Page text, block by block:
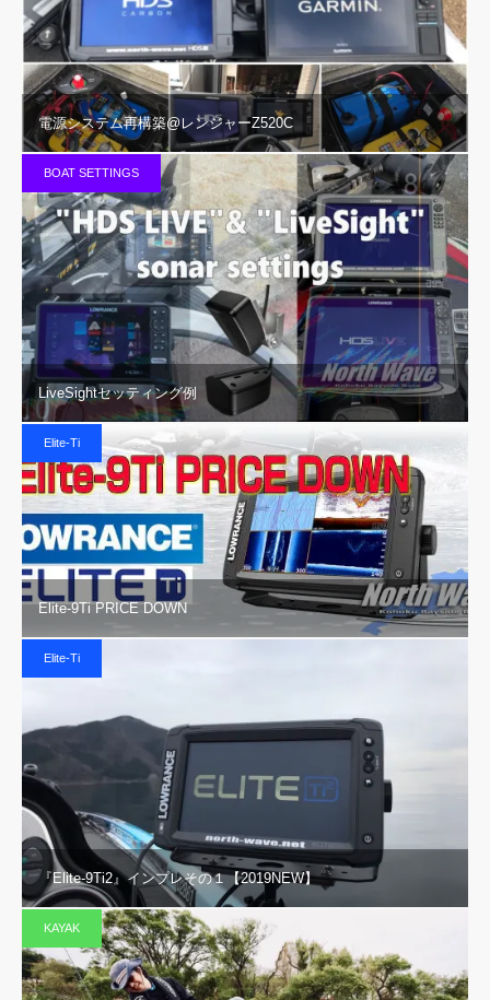
電源システム再構築@レンジャーZ520C
BOAT SETTINGS
LiveSightセッティング例
Elite-Ti
Elite-9Ti PRICE DOWN
Elite-Ti
『Elite-9Ti2』インプレその１【2019NEW】
KAYAK